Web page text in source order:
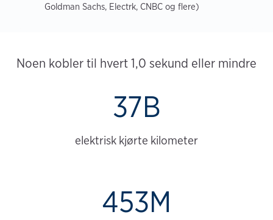
Goldman Sachs, Electrk, CNBC og flere)
Noen kobler til hvert 1,0 sekund eller mindre
37B
elektrisk kjørte kilometer
453M